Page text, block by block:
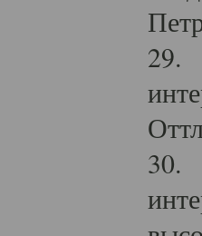
29.
30.